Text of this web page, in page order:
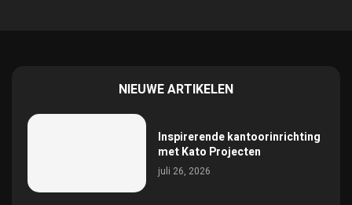
NIEUWE ARTIKELEN
Inspirerende kantoorinrichting
met Kato Projecten
juli 26, 2026